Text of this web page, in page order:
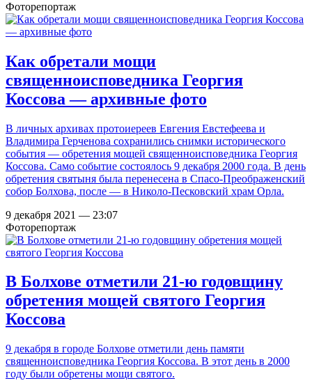
Фоторепортаж
Как обретали мощи
священноисповедника Георгия
Коссова — архивные фото
В личных архивах протоиереев Евгения Евстефеева и
Владимира Герченова сохранились снимки исторического
события — обретения мощей священноисповедника Георгия
Коссова. Само событие состоялось 9 декабря 2000 года. В день
обретения святыня была перенесена в Спасо-Преображенский
собор Болхова, после — в Николо-Песковский храм Орла.
9 декабря 2021 — 23:07
Фоторепортаж
В Болхове отметили 21-ю годовщину
обретения мощей святого Георгия
Коссова
9 декабря в городе Болхове отметили день памяти
священноисповедника Георгия Коссова. В этот день в 2000
году были обретены мощи святого.